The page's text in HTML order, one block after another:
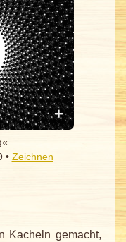
• Zeichnen
Kacheln gemacht,